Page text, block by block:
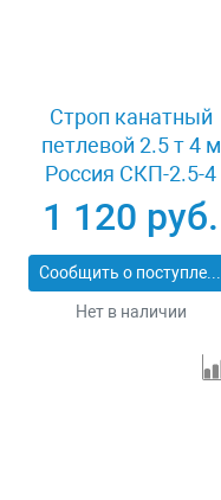
Строп канатный
петлевой 2.5 т 4 м
Россия СКП-2.5-4
1 120 руб.
Сообщить о поступлении
Нет в наличии